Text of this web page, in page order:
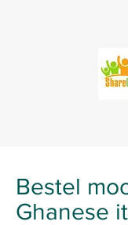
Bestel
Ghanese